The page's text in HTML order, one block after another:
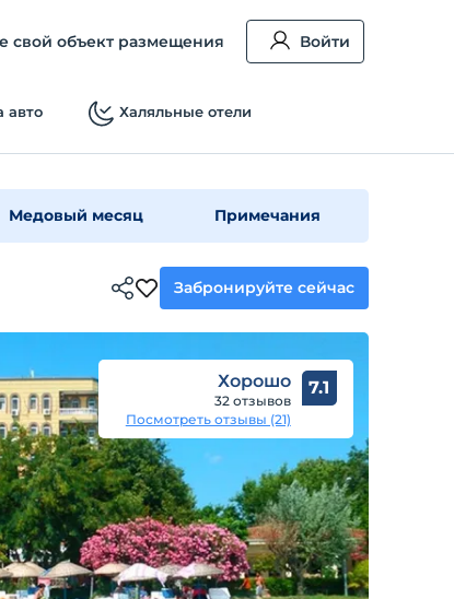
свой объект размещения Войти
авто Халяльные отели
Медовый месяц Примечания
Забронируйте сейчас
Хорошо
32 отзывов
Посмотреть отзывы (21)
7.1